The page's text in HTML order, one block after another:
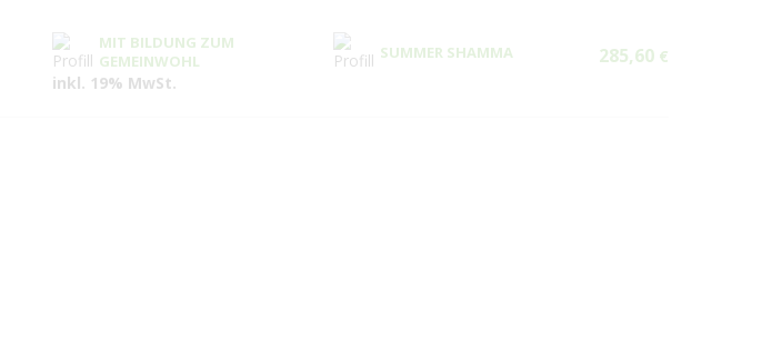
285,60 €
MIT BILDUNG ZUM
GEMEINWOHL
SUMMER SHAMMA
inkl. 19% MwSt.